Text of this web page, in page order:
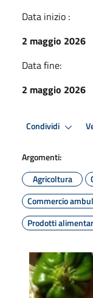
Data inizio :
2 maggio 2026
Data fine:
2 maggio 2026
Condividi
Argomenti:
Agricoltura
Commercio
Prodotti